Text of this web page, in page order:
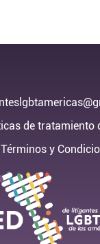
de tratamiento
Términos y